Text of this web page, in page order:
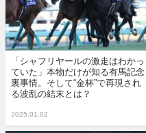
「シャフリヤールの激走はわかっ
ていた」本物だけが知る有馬記念
裏事情。そして“金杯”で再現され
る波乱の結末とは？
2025.01.02